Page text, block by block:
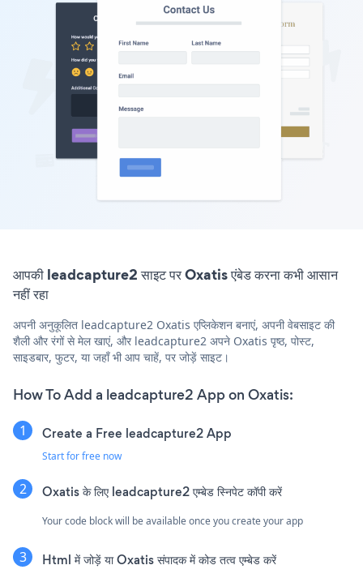
आपकी leadcapture2 साइट पर Oxatis एंबेड करना कभी आसान
नहीं रहा
अपनी अनुकूलित leadcapture2 Oxatis एप्लिकेशन बनाएं, अपनी वेबसाइट की
शैली और रंगों से मेल खाएं, और leadcapture2 अपने Oxatis पृष्ठ, पोस्ट,
साइडबार, फुटर, या जहाँ भी आप चाहें, पर जोड़ें साइट।
How To Add a leadcapture2 App on Oxatis:
Create a Free leadcapture2 App
Start for free now
Oxatis के लिए leadcapture2 एम्बेड स्निपेट कॉपी करें
Your code block will be available once you create your app
Html में जोड़ें या Oxatis संपादक में कोड तत्व एम्बेड करें